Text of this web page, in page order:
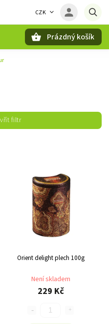
CZK
Prázdný košík
filtr
Orient delight plech 100g
Není skladem
229 Kč